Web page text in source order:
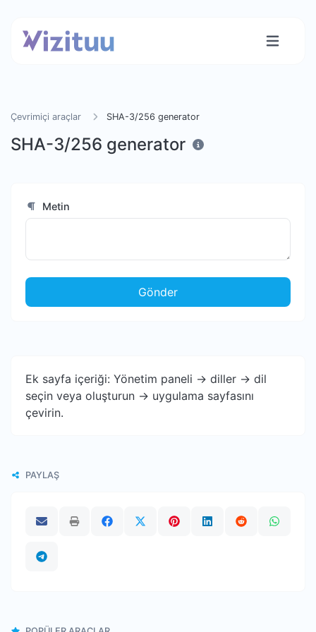
Çevrimiçi araçlar SHA-3/256 generator
SHA-3/256 generator
Metin
Gönder
Ek sayfa içeriği: Yönetim paneli -> diller -> dil
seçin veya oluşturun -> uygulama sayfasını
çevirin.
PAYLAŞ